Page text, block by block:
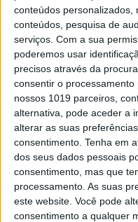
conteúdos personalizados,
conteúdos, pesquisa de
serviços. Com a sua
poderemos usar
precisos através da
consentir o
nossos 1019 parceiros,
alternativa, pode aceder a
alterar as suas
consentimento. Tenha em
dos seus dados pessoais
consentimento, mas que
processamento. As suas
este website. Você pode
consentimento a qualquer
que mais empresas
Palavras-chave:
alexandre amâncio
funplus
Gaming Ubisoft